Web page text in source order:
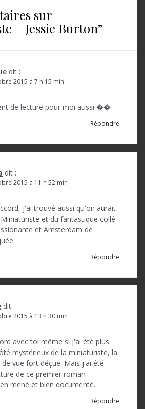
sur
– Jessie Burton”
dit :
2015 à 7 h 15 min
de lecture pour moi aussi ��
Répondre
dit :
2015 à 11 h 52 min
j'ai trouvé aussi qu'on aurait
et du fantastique collé
et Amsterdam de
Répondre
dit :
2015 à 13 h 30 min
avec toi même si j'ai été plus
mystérieux de la miniaturiste, la
vue fort déçue. Mais j'ai été
de ce premier roman
mené et bien documenté.
Répondre